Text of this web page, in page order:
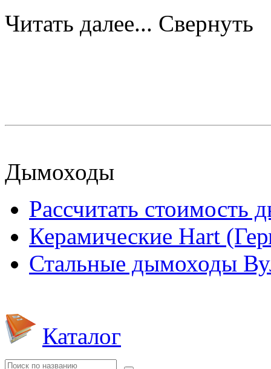
Читать далее... Свернуть
Дымоходы
Рассчитать стоимость
Керамические Hart
Стальные дымоходы
Каталог